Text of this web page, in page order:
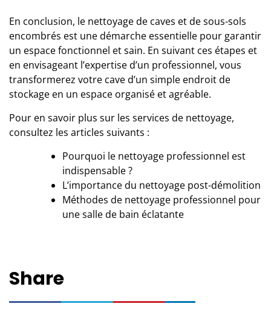
En conclusion, le nettoyage de caves et de sous-sols
encombrés est une démarche essentielle pour garantir
un espace fonctionnel et sain. En suivant ces étapes et
en envisageant l’expertise d’un professionnel, vous
transformerez votre cave d’un simple endroit de
stockage en un espace organisé et agréable.
Pour en savoir plus sur les services de nettoyage,
consultez les articles suivants :
Pourquoi le nettoyage professionnel est
indispensable ?
L’importance du nettoyage post-démolition
Méthodes de nettoyage professionnel pour
une salle de bain éclatante
Share